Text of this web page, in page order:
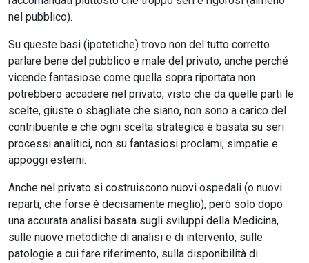
nel pubblico).
Su queste basi (ipotetiche) trovo non del tutto corretto
parlare bene del pubblico e male del privato, anche perché
vicende fantasiose come quella sopra riportata non
potrebbero accadere nel privato, visto che da quelle parti le
scelte, giuste o sbagliate che siano, non sono a carico del
contribuente e che ogni scelta strategica è basata su seri
processi analitici, non su fantasiosi proclami, simpatie e
appoggi esterni.
Anche nel privato si costruiscono nuovi ospedali (o nuovi
reparti, che forse è decisamente meglio), però solo dopo
una accurata analisi basata sugli sviluppi della Medicina,
sulle nuove metodiche di analisi e di intervento, sulle
patologie a cui fare riferimento, sulla disponibilità di